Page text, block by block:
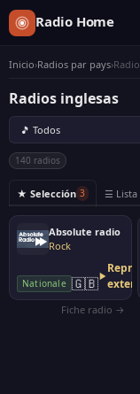
Radio Home
Inicio›Radios par pays›
Radios inglesas
140 radios
★ Selección 3 ☰ Lista
Absolute radio
Rock
Nationale 🇬🇧 externo
Fiche radio →